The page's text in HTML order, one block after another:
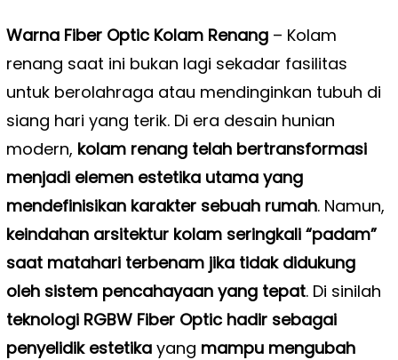
Warna Fiber Optic Kolam Renang – Kolam
renang saat ini bukan lagi sekadar fasilitas
untuk berolahraga atau mendinginkan tubuh di
siang hari yang terik. Di era desain hunian
modern, kolam renang telah bertransformasi
menjadi elemen estetika utama yang
mendefinisikan karakter sebuah rumah. Namun,
keindahan arsitektur kolam seringkali “padam”
saat matahari terbenam jika tidak didukung
oleh sistem pencahayaan yang tepat. Di sinilah
teknologi RGBW Fiber Optic hadir sebagai
penyelidik estetikayang mampu mengubah